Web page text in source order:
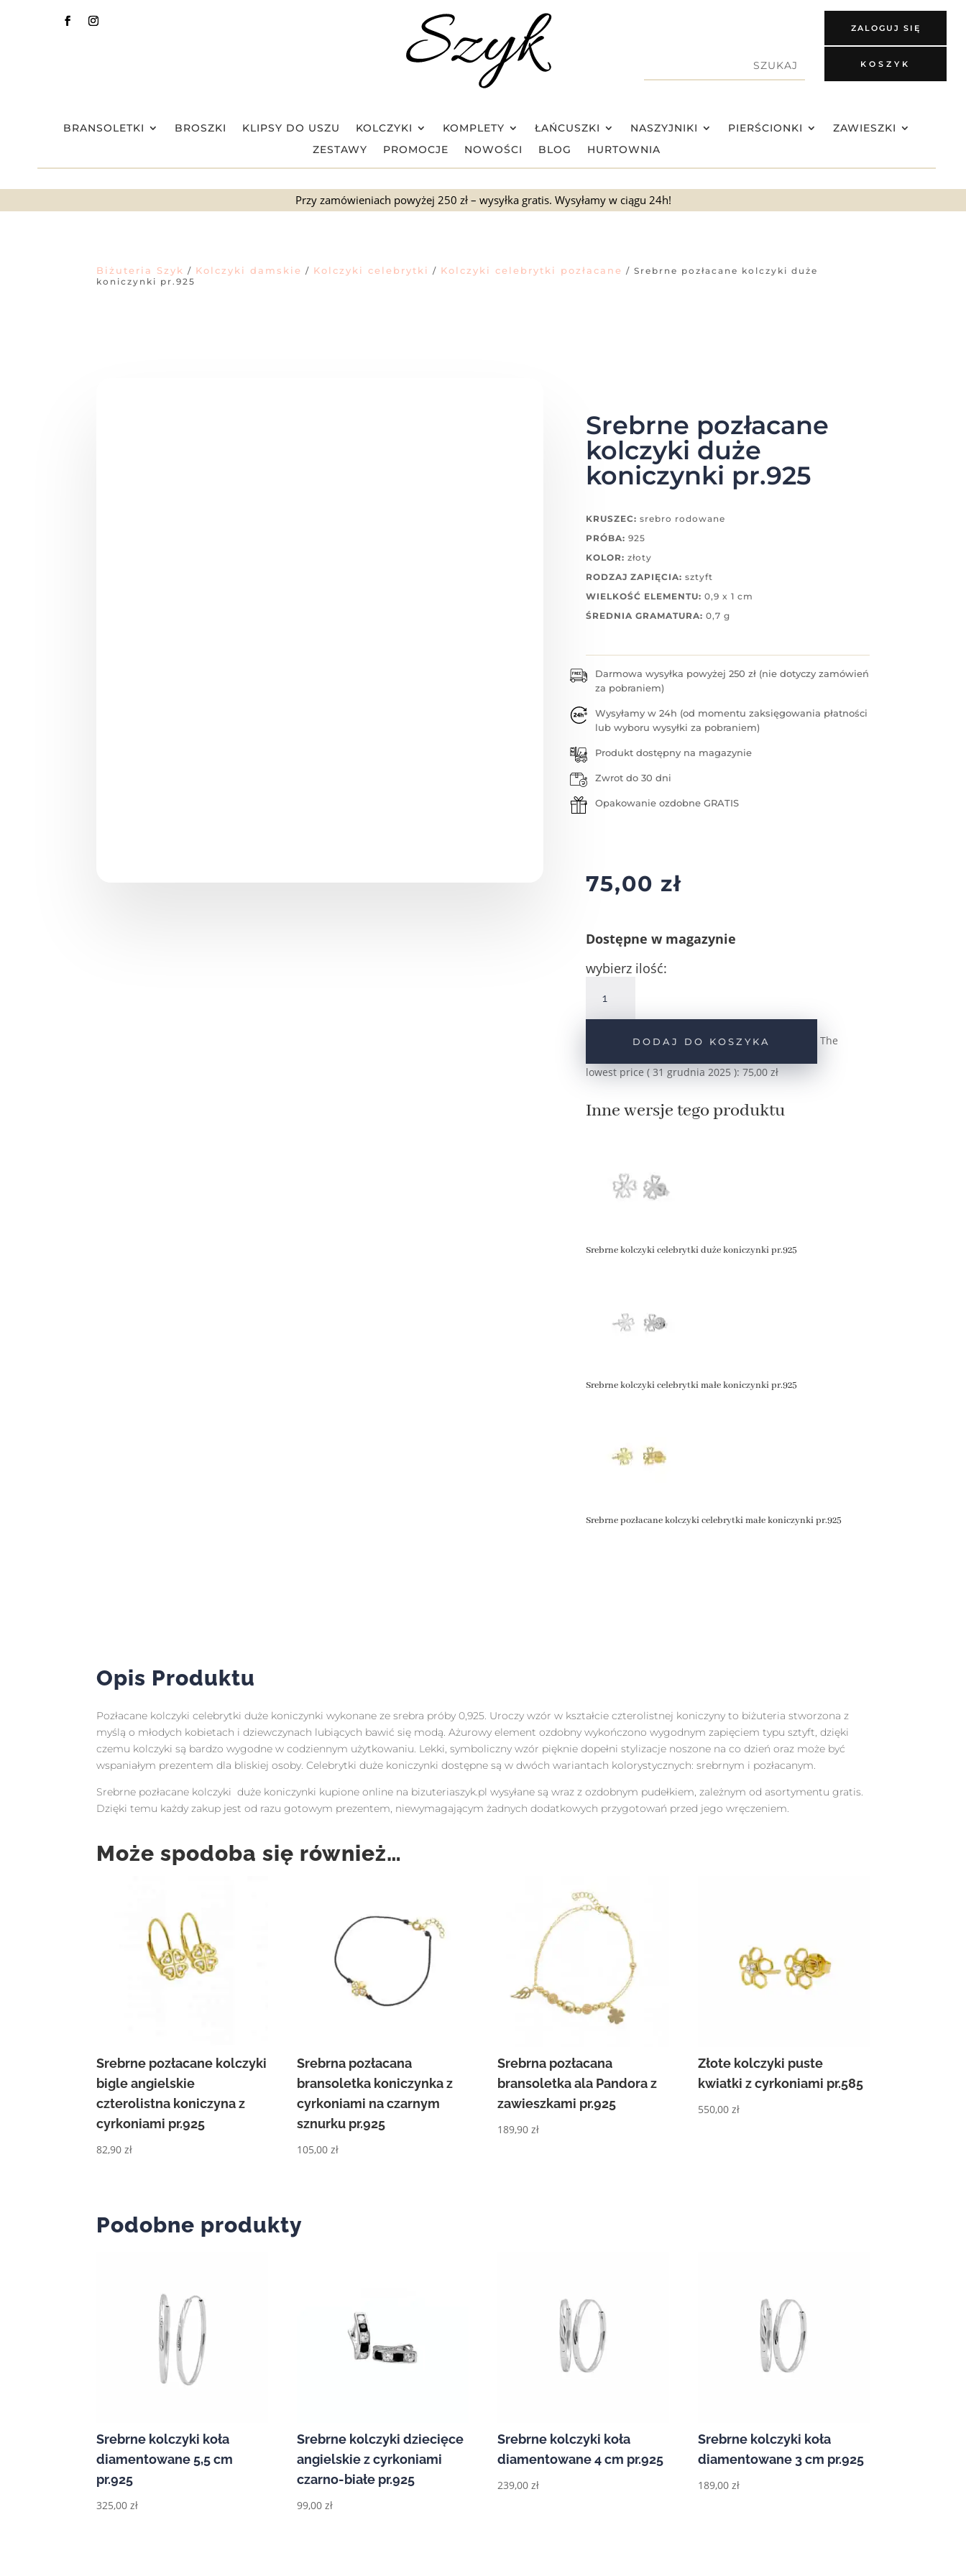
ZALOGUJ SIĘ
KOSZYK
BRANSOLETKI BROSZKI KLIPSY DO USZU KOLCZYKI KOMPLETY ŁAŃCUSZKI NASZYJNIKI PIERŚCIONKI
ZAWIESZKI
ZESTAWY
PROMOCJE NOWOŚCI BLOG HURTOWNIA
Przy zamówieniach powyżej 250 zł – wysyłka gratis. Wysyłamy w ciągu 24h!
Biżuteria Szyk / Kolczyki damskie / Kolczyki celebrytki / Kolczyki celebrytki pozłacane / Srebrne pozłacane kolczyki duże
koniczynki pr.925
Srebrne pozłacane
kolczyki duże
koniczynki pr.925
KRUSZEC: srebro rodowane
PRÓBA: 925
KOLOR: złoty
RODZAJ ZAPIĘCIA: sztyft
WIELKOŚĆ ELEMENTU: 0,9 x 1 cm
ŚREDNIA GRAMATURA: 0,7 g
Darmowa wysyłka powyżej 250 zł (nie dotyczy zamówień
za pobraniem)
Wysyłamy w 24h (od momentu zaksięgowania płatności
lub wyboru wysyłki za pobraniem)
Produkt dostępny na magazynie
Zwrot do 30 dni
Opakowanie ozdobne GRATIS
75,00 zł
Dostępne w magazynie
wybierz ilość:
Srebrne
pozłacane
koniczynki
DODAJ DO KOSZYKA The
lowest price (31 grudnia 2025 ): 75,00 zł
Inne wersje tego produktu
Srebrne kolczyki celebrytki duże koniczynki pr.925
Srebrne kolczyki celebrytki małe koniczynki pr.925
Srebrne pozłacane kolczyki celebrytki małe koniczynki pr.925
Opis Produktu
Pozłacane kolczyki celebrytki duże koniczynki wykonane ze srebra próby 0,925. Uroczy wzór w kształcie czterolistnej koniczyny to biżuteria stworzona z
myślą o młodych kobietach i dziewczynach lubiących bawić się modą. Ażurowy element ozdobny wykończono wygodnym zapięciem typu sztyft, dzięki
czemu kolczyki są bardzo wygodne w codziennym użytkowaniu. Lekki, symboliczny wzór pięknie dopełni stylizacje noszone na co dzień oraz może być
wspaniałym prezentem dla bliskiej osoby. Celebrytki duże koniczynki dostępne są w dwóch wariantach kolorystycznych: srebrnym i pozłacanym.
Srebrne pozłacane kolczyki duże koniczynki kupione online na bizuteriaszyk.pl wysyłane są wraz z ozdobnym pudełkiem, zależnym od asortymentu gratis.
Dzięki temu każdy zakup jest od razu gotowym prezentem, niewymagającym żadnych dodatkowych przygotowań przed jego wręczeniem.
Może spodoba się również…
Srebrne pozłacane kolczyki
bigle angielskie
czterolistna koniczyna z
cyrkoniami pr.925
82,90zł
Srebrna pozłacana
bransoletka koniczynka z
cyrkoniami na czarnym
sznurku pr.925
105,00zł
Srebrna pozłacana
bransoletka ala Pandora z
zawieszkami pr.925
189,90zł
Złote kolczyki puste
kwiatki z cyrkoniami pr.585
550,00zł
Podobne produkty
Srebrne kolczyki koła
diamentowane 5,5 cm
pr.925
325,00zł
Srebrne kolczyki dziecięce
angielskie z cyrkoniami
czarno-białe pr.925
99,00zł
Srebrne kolczyki koła
diamentowane 4 cm pr.925
239,00zł
Srebrne kolczyki koła
diamentowane 3 cm pr.925
189,00zł